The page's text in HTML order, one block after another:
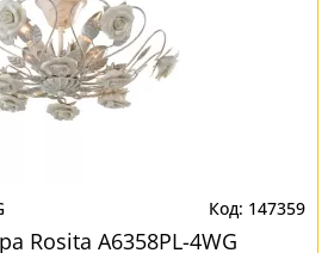
147359
Rosita A6358PL-4WG